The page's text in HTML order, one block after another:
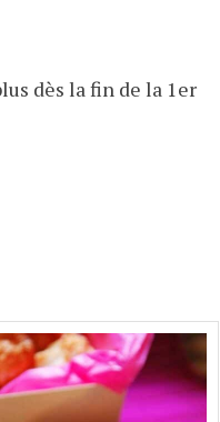
dès la fin de la 1er